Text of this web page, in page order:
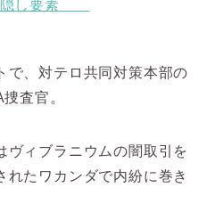
で、対テロ共同対策本部の
査官。
ヴィブラニウムの闇取引を
れたワカンダで内紛に巻き